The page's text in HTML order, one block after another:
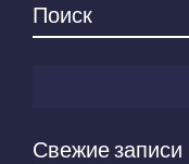
Поиск
Свежие записи